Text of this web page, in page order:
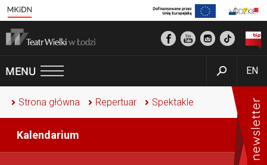
EN
Strona główna Repertuar Spektakle
Kalendarium